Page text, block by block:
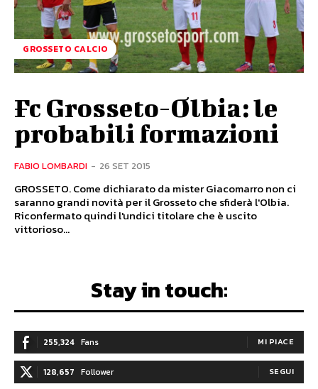
GROSSETO CALCIO
Fc Grosseto-Olbia: le
probabili formazioni
FABIO LOMBARDI - 26 SET 2015
GROSSETO. Come dichiarato da mister Giacomarro non ci
saranno grandi novità per il Grosseto che sfiderà l'Olbia.
Riconfermato quindi l'undici titolare che è uscito
vittorioso...
Stay in touch:
255,324 Fans MI PIACE
128,657 Follower SEGUI